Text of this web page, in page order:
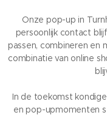
Onze pop-up in
persoonlijk contact
passen, combineren en
combinatie van online
In de toekomst
en pop-upmomenten